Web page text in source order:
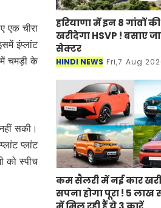
एक चीरा
इंप्लांट
चमड़ी के
सकी।
प्लांट
को स्पीच
हरियाणा में इन 8 गांवों
खरीदेगा HSVP ! बसाए
सेक्टर
HINDI NEWS Fri,7 Aug
कम सैलरी में नई कार
सपना होगा पूरा ! 5